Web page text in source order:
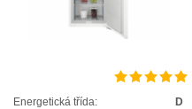
Energetická třída:
D